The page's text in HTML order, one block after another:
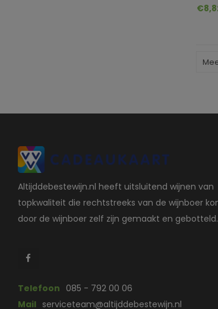
Altijddebestewijn.nl heeft uitsluitend wijnen van
topkwaliteit die rechtstreeks van de wijnboer
door de wijnboer zelf zijn gemaakt en gebotteld.
Telefoon 085 - 792 00 06
Mail serviceteam@altijddebestewijn.nl